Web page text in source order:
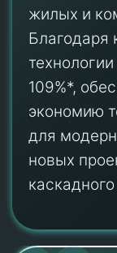
жилых и
Благодаря
109%*,
экономию
для
новых